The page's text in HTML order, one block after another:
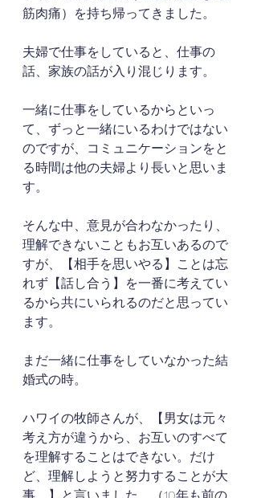
筋肉痛）を持ち帰ってきました。
夫婦で仕事をしていると、仕事の
話、家族の話が入り混じります。
一緒に仕事をしているからといっ
て、ずっと一緒にいるわけではない
のですが、コミュニケーションをと
る時間は他の夫婦より長いと思いま
す。
そんな中、意見が合わなかったり、
理解できないこともお互いあるので
すが、【相手を思いやる】ことは忘
れず【話し合う】を一番に考えてい
るから共にいられるのだと思ってい
ます。
まだ一緒に仕事をしていなかった結
婚式の時。
ハワイの牧師さんが、【男女は元々
考え方が違うから、お互いのすべて
を理解することはできない。だけ
ど、理解しようと努力することが大